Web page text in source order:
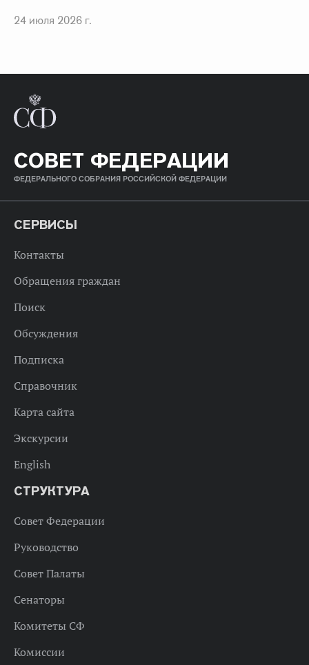
24 июля 2026 г.
СОВЕТ ФЕДЕРАЦИИ
ФЕДЕРАЛЬНОГО СОБРАНИЯ РОССИЙСКОЙ ФЕДЕРАЦИИ
СЕРВИСЫ
Контакты
Обращения граждан
Поиск
Обсуждения
Подписка
Справочник
Карта сайта
Экскурсии
English
СТРУКТУРА
Совет Федерации
Руководство
Совет Палаты
Сенаторы
Комитеты СФ
Комиссии